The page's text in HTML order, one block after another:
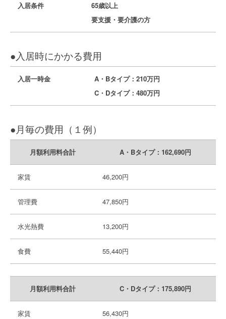
入居条件
65歳以上
要支援・要介護の方
●入居時にかかる費用
入居一時金
A・Bタイプ：210万円
C・Dタイプ：480万円
●月毎の費用（１例）
月額利用料合計 A・Bタイプ：162,690円
家賃 46,200円
管理費 47,850円
水光熱費 13,200円
食費 55,440円
月額利用料合計 C・Dタイプ：175,890円
家賃 56,430円